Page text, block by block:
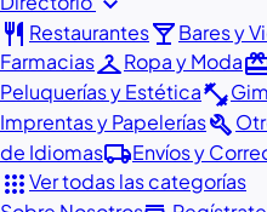
restaurant Restauranteslocal_barBares y
FarmaciascheckroomRopa y Moda
Peluquerías y Estéticafitness_center
Imprentas y Papeleríasbuild
de Idiomaslocal_shippingEnvíos y
appsVer todas las categorías